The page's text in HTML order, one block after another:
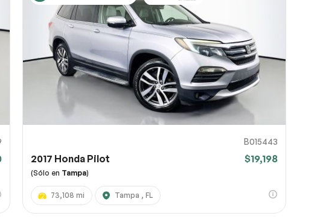
B015443
2017 Honda Pilot $19,198
(Sólo en Tampa)
73,108 mi Tampa , FL